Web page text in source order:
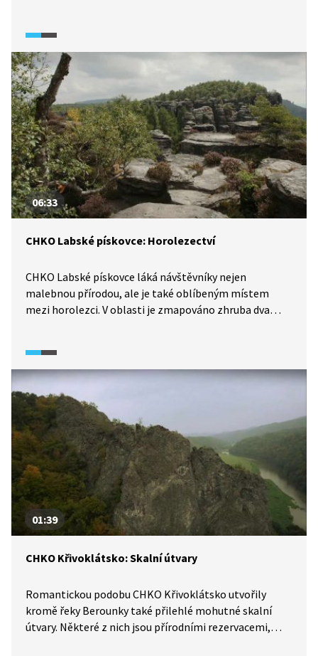
roste přes 80 druhů dřevin. Také zde najdeme dvě
třetiny druhů našich kvetoucích rostlin.
06:33
CHKO Labské pískovce: Horolezectví
CHKO Labské pískovce láká návštěvníky nejen
malebnou přírodou, ale je také oblíbeným místem
mezi horolezci. V oblasti je zmapováno zhruba dva
abychom se dozvěděli více o historii tohoto fenoménu.
01:39
CHKO Křivoklátsko: Skalní útvary
Romantickou podobu CHKO Křivoklátsko utvořily
kromě řeky Berounky také přilehlé mohutné skalní
útvary. Některé z nich jsou přírodními rezervacemi,